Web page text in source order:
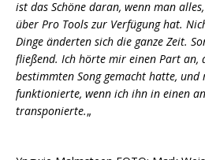
ist das Schöne daran, wenn man
über Pro Tools zur Verfügung hat.
Dinge änderten sich die ganze Zeit.
fließend. Ich hörte mir einen Part an,
bestimmten Song gemacht hatte, und
funktionierte, wenn ich ihn in einen
transponierte.„